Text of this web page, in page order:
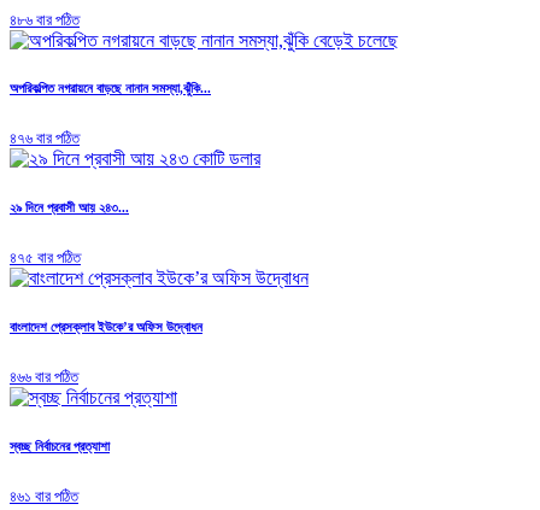
৪৮৬ বার পঠিত
অপরিকল্পিত নগরায়নে বাড়ছে নানান সমস্যা,ঝুঁকি...
৪৭৬ বার পঠিত
২৯ দিনে প্রবাসী আয় ২৪৩...
৪৭৫ বার পঠিত
বাংলাদেশ প্রেসক্লাব ইউকে’র অফিস উদ্বোধন
৪৬৬ বার পঠিত
স্বচ্ছ নির্বাচনের প্রত্যাশা
৪৬১ বার পঠিত